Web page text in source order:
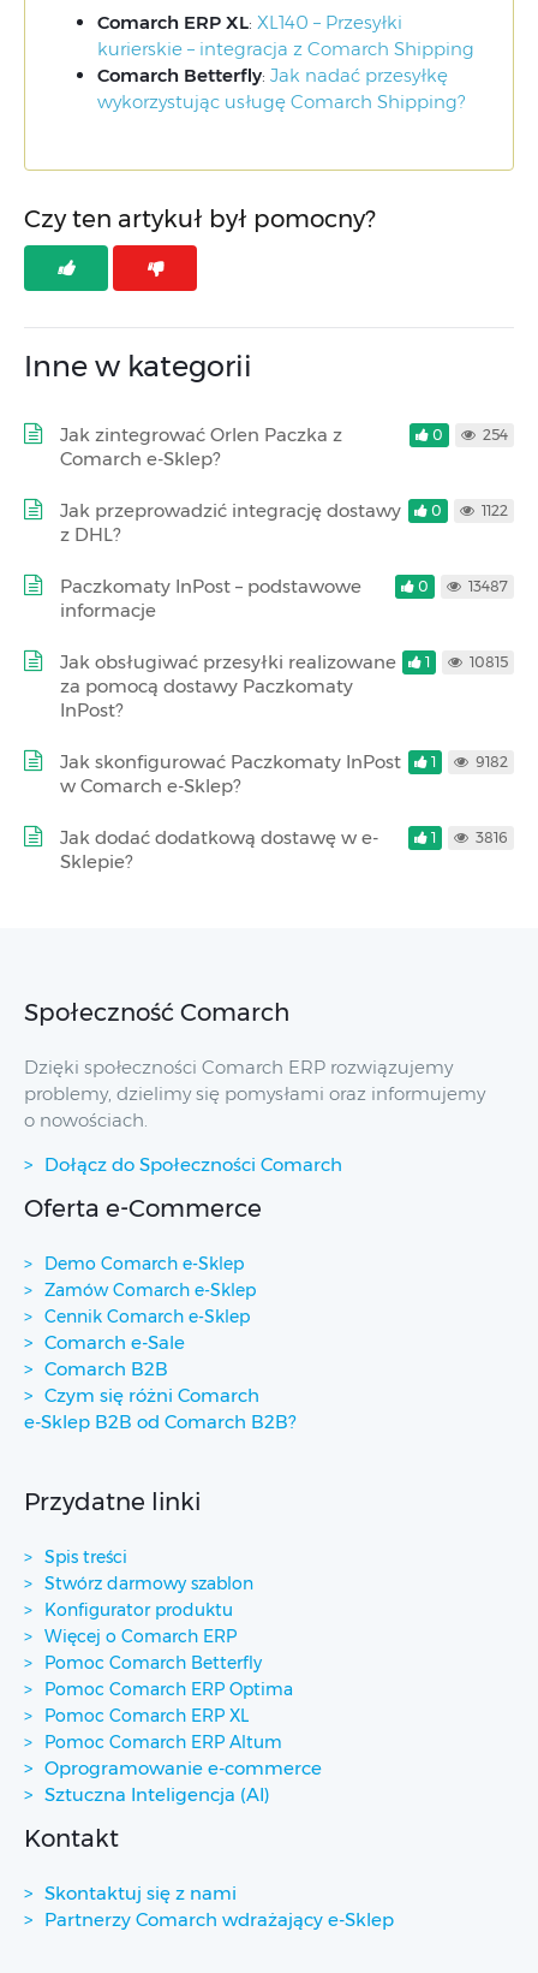
Comarch ERP XL: XL140 – Przesyłki
kurierskie – integracja z Comarch Shipping
Comarch Betterfly: Jak nadać przesyłkę
wykorzystując usługę Comarch Shipping?
Czy ten artykuł był pomocny?
Inne w kategorii
Jak zintegrować Orlen Paczka z
Comarch e-Sklep?
0 254
Jak przeprowadzić integrację dostawy
z DHL?
0 1122
Paczkomaty InPost – podstawowe
informacje
0 13487
Jak obsługiwać przesyłki realizowane
za pomocą dostawy Paczkomaty
InPost?
1 10815
Jak skonfigurować Paczkomaty InPost
w Comarch e-Sklep?
1 9182
Jak dodać dodatkową dostawę w e-
Sklepie?
1 3816
Społeczność Comarch
Dzięki społeczności Comarch ERP rozwiązujemy
problemy, dzielimy się pomysłami oraz informujemy
o nowościach.
Dołącz do Społeczności Comarch
Oferta e-Commerce
Demo Comarch e-Sklep
Zamów Comarch e-Sklep
Cennik Comarch e-Sklep
Comarch e-Sale
Comarch B2B
Czym się różni Comarch
e-Sklep B2B od Comarch B2B?
Przydatne linki
Spis treści
Stwórz darmowy szablon
Konfigurator produktu
Więcej o Comarch ERP
Pomoc Comarch Betterfly
Pomoc Comarch ERP Optima
Pomoc Comarch ERP XL
Pomoc Comarch ERP Altum
Oprogramowanie e-commerce
Sztuczna Inteligencja (AI)
Kontakt
Skontaktuj się z nami
Partnerzy Comarch wdrażający e-Sklep